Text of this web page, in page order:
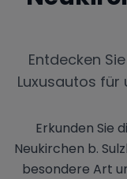
Entdecken
Luxusautos für
Erkunden Sie
Neukirchen b.
besondere Art